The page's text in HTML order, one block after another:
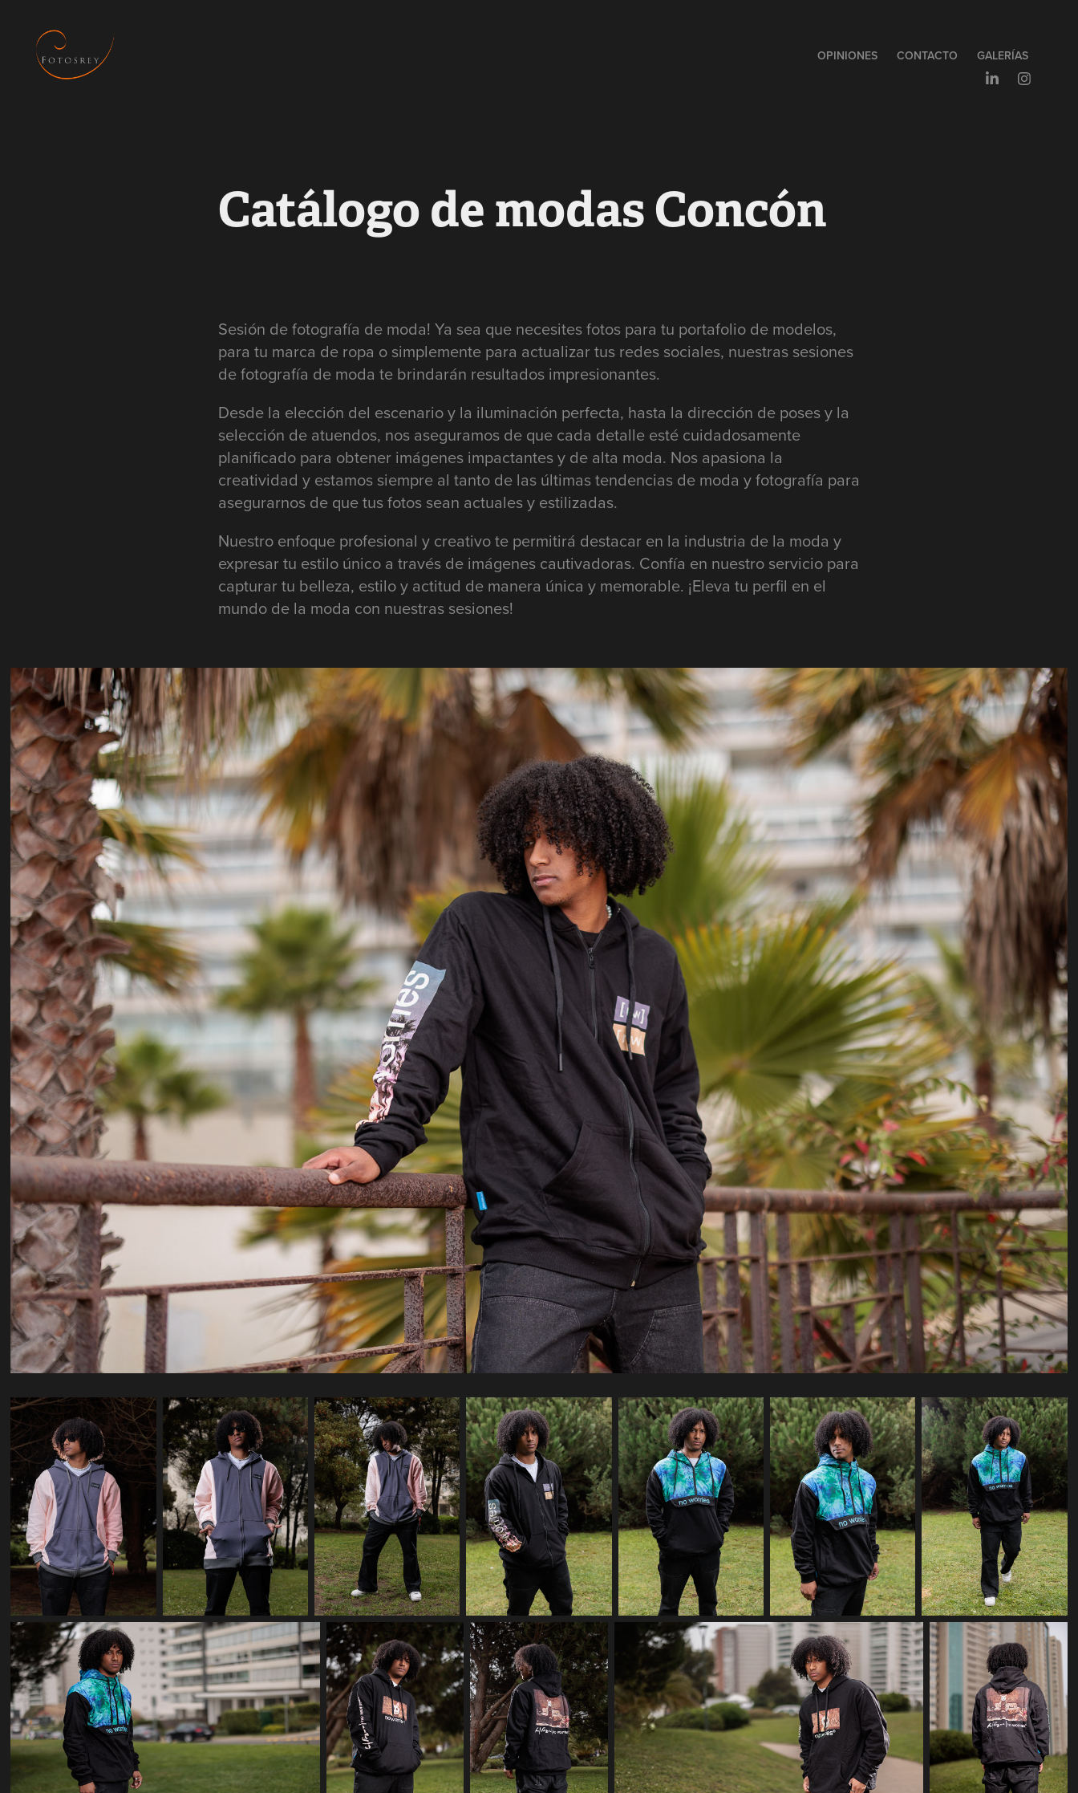
OPINIONES CONTACTO GALERÍAS
Catálogo de modas Concón
Sesión de fotografía de moda! Ya sea que necesites fotos para tu portafolio de modelos,
para tu marca de ropa o simplemente para actualizar tus redes sociales, nuestras sesiones
de fotografía de moda te brindarán resultados impresionantes.
Desde la elección del escenario y la iluminación perfecta, hasta la dirección de poses y la
selección de atuendos, nos aseguramos de que cada detalle esté cuidadosamente
planificado para obtener imágenes impactantes y de alta moda. Nos apasiona la
creatividad y estamos siempre al tanto de las últimas tendencias de moda y fotografía para
asegurarnos de que tus fotos sean actuales y estilizadas.
Nuestro enfoque profesional y creativo te permitirá destacar en la industria de la moda y
expresar tu estilo único a través de imágenes cautivadoras. Confía en nuestro servicio para
capturar tu belleza, estilo y actitud de manera única y memorable. ¡Eleva tu perfil en el
mundo de la moda con nuestras sesiones!